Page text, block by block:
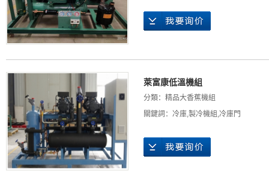
萊富康低溫機組
分類： 精品大香蕉機組
關鍵詞： 冷庫,製冷機組 ,冷庫門